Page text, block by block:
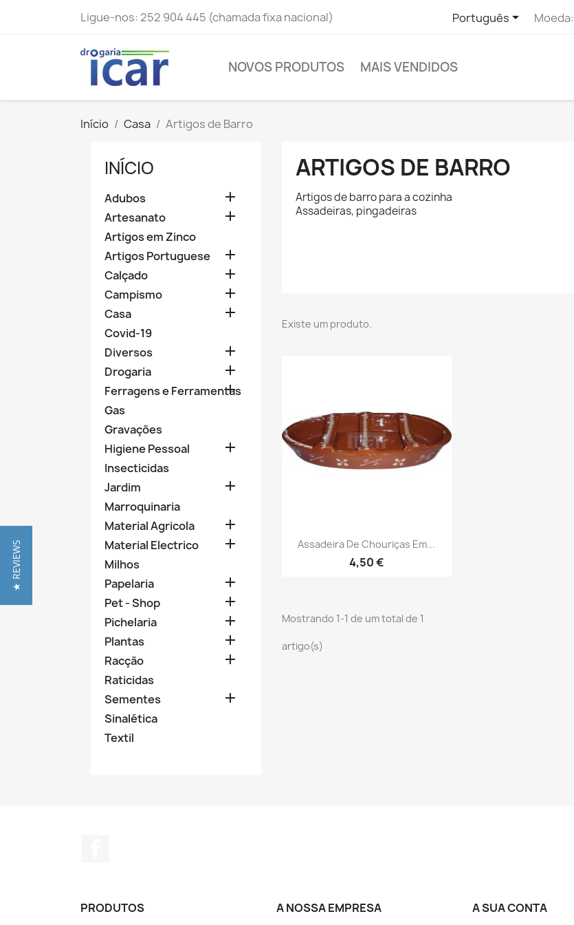
Ligue-nos: 252 904 445 (chamada fixa nacional) Português Moeda:
NOVOS PRODUTOS MAIS VENDIDOS
Início Casa Artigos de Barro
INÍCIO
Adubos 
Artesanato 
Artigos em Zinco
Artigos Portuguese

Calçado 
Campismo 
Casa 
Covid-19
Diversos

Drogaria 
Ferragens e Ferramentas

Gas
Gravações
Higiene Pessoal

Insecticidas
Jardim

Marroquinaria
Material Agricola

Material Electrico 
Milhos
Papelaria

Pet - Shop 
Pichelaria 
Plantas 
Racção 
Raticidas
Sementes

Sinalética
Textil
ARTIGOS DE BARRO
Artigos de barro para a cozinha
Assadeiras, pingadeiras
Existe um produto.
Assadeira De Chouriças Em...
4,50 €
Vista rápida
Mostrando 1-1 de um total de 1
artigo(s)
PRODUTOS A NOSSA EMPRESA A SUA CONTA
★ REVIEWS